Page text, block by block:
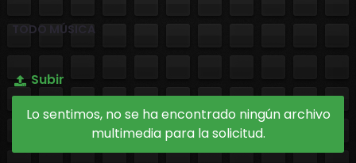
TODO MÚSICA
Subir
Lo sentimos, no se ha encontrado ningún archivo
multimedia para la solicitud.